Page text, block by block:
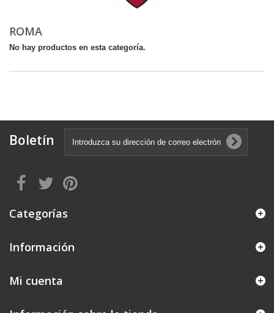
ROMA
No hay productos en esta categoría.
Boletín
Categorías
Información
Mi cuenta